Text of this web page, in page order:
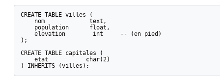
CREATE TABLE villes (
    nom             text,
    population      float,
    elevation        int     -- (en pied)
);
CREATE TABLE capitales (
    etat           char(2)
) INHERITS (villes);